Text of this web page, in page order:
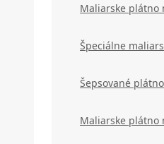
Maliarske plátno
Špeciálne
Šepsované
Maliarske plátno